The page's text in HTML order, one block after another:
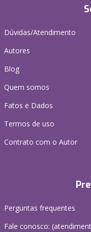
Dúvidas/Atendimento
Autores
Blog
Quem somos
Fatos e Dados
Termos de uso
Contrato com o Autor
Perguntas frequentes
Fale conosco: